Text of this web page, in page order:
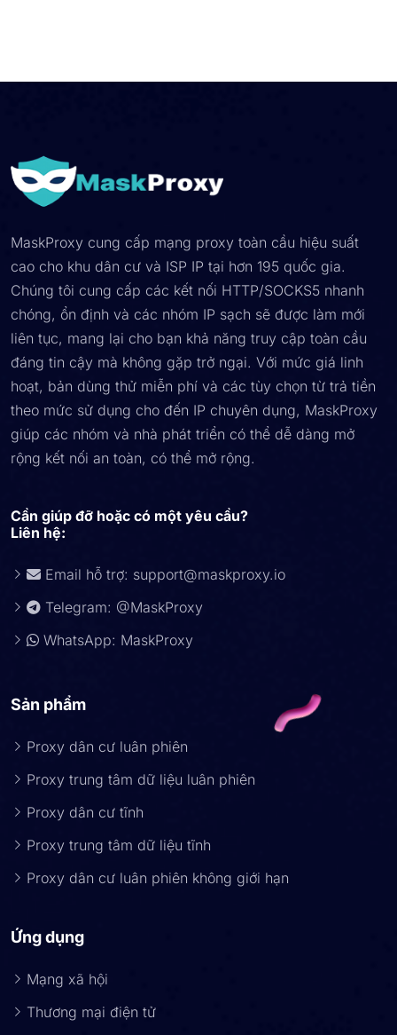
MaskProxy cung cấp mạng proxy toàn cầu hiệu suất
cao cho khu dân cư và ISP IP tại hơn 195 quốc gia.
Chúng tôi cung cấp các kết nối HTTP/SOCKS5 nhanh
chóng, ổn định và các nhóm IP sạch sẽ được làm mới
liên tục, mang lại cho bạn khả năng truy cập toàn cầu
đáng tin cậy mà không gặp trở ngại. Với mức giá linh
hoạt, bản dùng thử miễn phí và các tùy chọn từ trả tiền
theo mức sử dụng cho đến IP chuyên dụng, MaskProxy
giúp các nhóm và nhà phát triển có thể dễ dàng mở
rộng kết nối an toàn, có thể mở rộng.
Cần giúp đỡ hoặc có một yêu cầu?
Liên hệ:
Email hỗ trợ: support@maskproxy.io
Telegram: @MaskProxy
WhatsApp: MaskProxy
Sản phẩm
Proxy dân cư luân phiên
Proxy trung tâm dữ liệu luân phiên
Proxy dân cư tĩnh
Proxy trung tâm dữ liệu tĩnh
Proxy dân cư luân phiên không giới hạn
Ứng dụng
Mạng xã hội
Thương mại điện tử